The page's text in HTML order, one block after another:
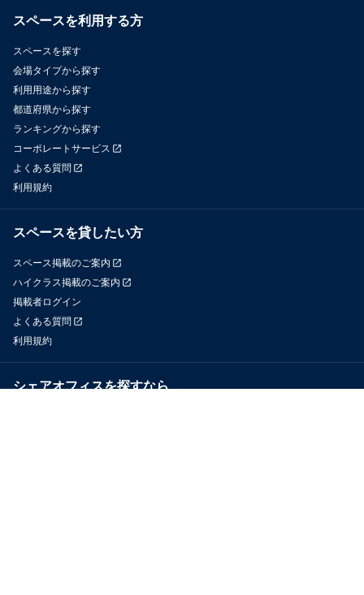
スペースを利用する方
スペースを探す
会場タイプから探す
利用用途から探す
都道府県から探す
ランキングから探す
コーポレートサービス
よくある質問
利用規約
スペースを貸したい方
スペース掲載のご案内
ハイクラス掲載のご案内
掲載者ログイン
よくある質問
利用規約
シェアオフィスを探すなら